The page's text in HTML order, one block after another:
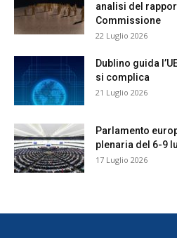
analisi del
Commissione
22 Luglio 2026
Dublino guida
si complica
21 Luglio 2026
Parlamento
plenaria del 6-9
17 Luglio 2026